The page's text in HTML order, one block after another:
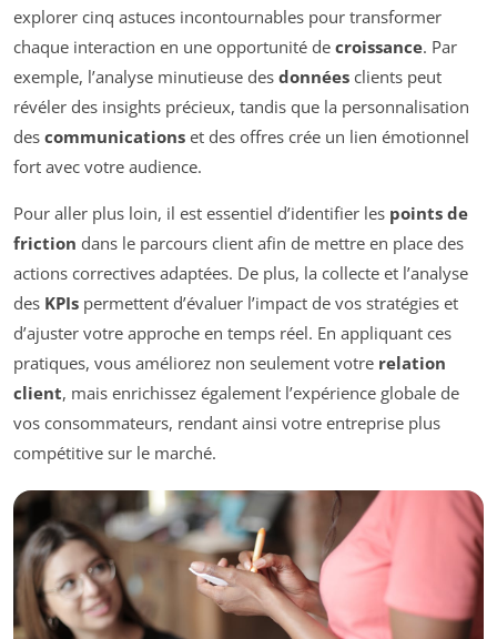
explorer cinq astuces incontournables pour transformer
chaque interaction en une opportunité de croissance. Par
exemple, l’analyse minutieuse des données clients peut
révéler des insights précieux, tandis que la personnalisation
des communications et des offres crée un lien émotionnel
fort avec votre audience.
Pour aller plus loin, il est essentiel d’identifier les points de
friction dans le parcours client afin de mettre en place des
actions correctives adaptées. De plus, la collecte et l’analyse
des KPIs permettent d’évaluer l’impact de vos stratégies et
d’ajuster votre approche en temps réel. En appliquant ces
pratiques, vous améliorez non seulement votre relation
client, mais enrichissez également l’expérience globale de
vos consommateurs, rendant ainsi votre entreprise plus
compétitive sur le marché.